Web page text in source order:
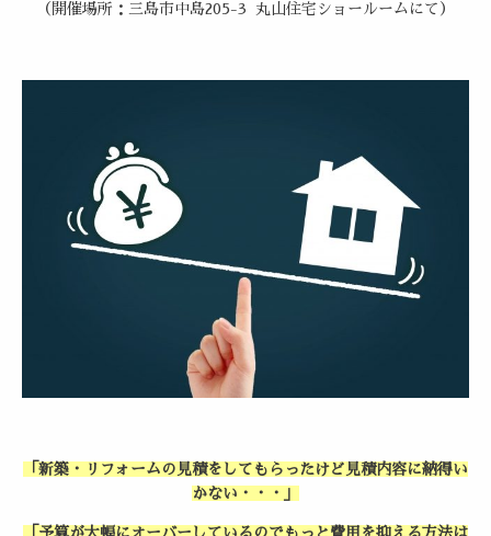
（開催場所：三島市中島205-3 丸山住宅ショールームにて）
「新築・リフォームの見積をしてもらったけど見積内容に納得い
かない・・・」
「予算が大幅にオーバーしているのでもっと費用を抑える方法は